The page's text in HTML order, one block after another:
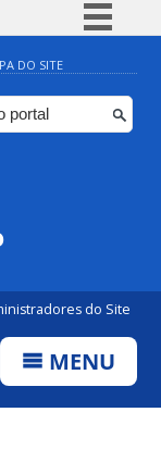
BR
DO SITE
do Site
MENU